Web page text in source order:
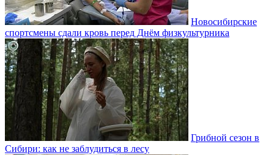
Новосибирские
спортсмены сдали кровь перед Днём физкультурника
Грибной сезон в
Сибири: как не заблудиться в лесу